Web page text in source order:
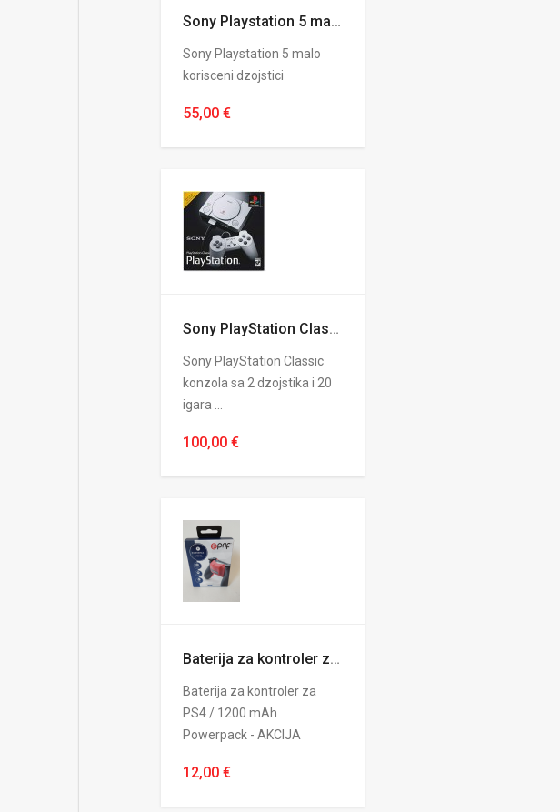
Sony Playstation 5 malo korisceni dzojstici
Sony Playstation 5 malo
korisceni dzojstici
55,00 €
Sony PlayStation Classic konzola sa 2 dzojstika i 20 igara na sebi
Sony PlayStation Classic
konzola sa 2 dzojstika i 20
igara ...
100,00 €
Baterija za kontroler za PS4 / 1200 mAh Powerpack
Baterija za kontroler za
PS4 / 1200 mAh
Powerpack - AKCIJA
12,00 €